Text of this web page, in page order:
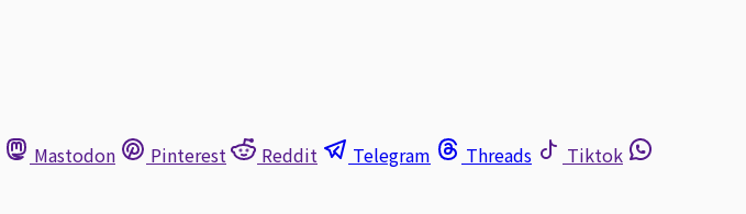
Mastodon Pinterest Reddit Telegram Threads
Tiktok